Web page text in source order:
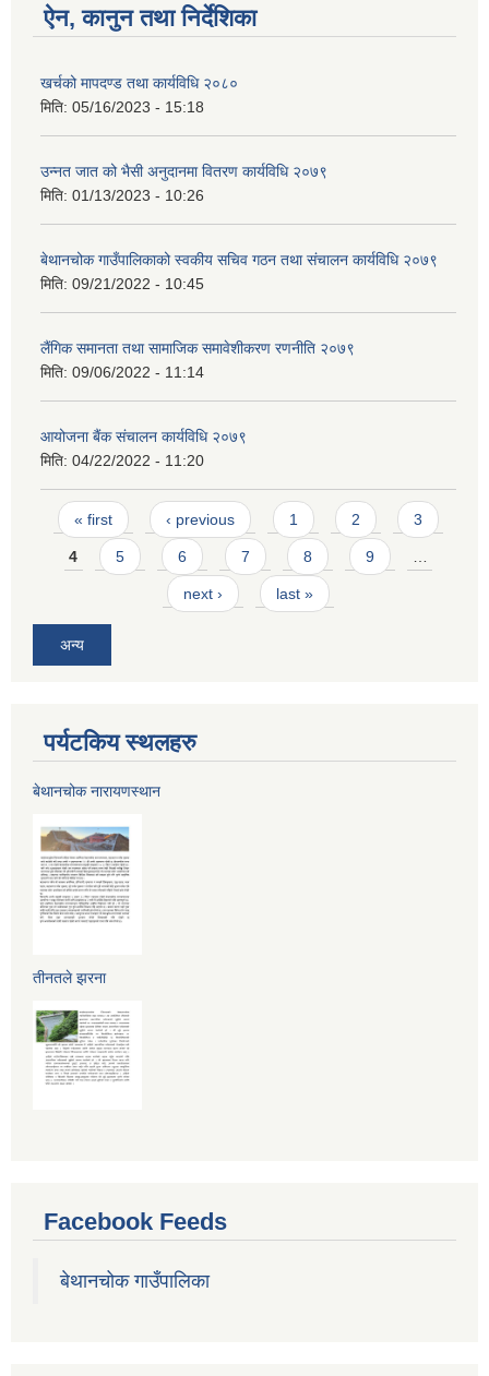
ऐन, कानुन तथा निर्देशिका
खर्चको मापदण्ड तथा कार्यविधि २०८०
मिति: 05/16/2023 - 15:18
उन्नत जात को भैसी अनुदानमा वितरण कार्यविधि २०७९
मिति: 01/13/2023 - 10:26
बेथानचोक गाउँपालिकाको स्वकीय सचिव गठन तथा संचालन कार्यविधि २०७९
मिति: 09/21/2022 - 10:45
लैंगिक समानता तथा सामाजिक समावेशीकरण रणनीति २०७९
मिति: 09/06/2022 - 11:14
आयोजना बैंक संचालन कार्यविधि २०७९
मिति: 04/22/2022 - 11:20
Pages
« first ‹ previous 1 2 3
4 5 6 7 8 9 …
next › last »
अन्य
पर्यटकिय स्थलहरु
बेथानचोक नारायणस्थान
तीनतले झरना
Facebook Feeds
बेथानचोक गाउँपालिका